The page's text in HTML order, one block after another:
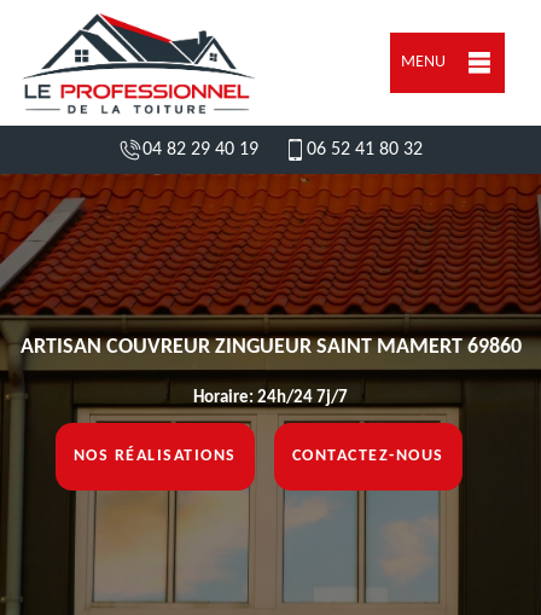
MENU
04 82 29 40 19 06 52 41 80 32
ARTISAN COUVREUR ZINGUEUR SAINT MAMERT 69860
Horaire: 24h/24 7j/7
NOS RÉALISATIONS CONTACTEZ-NOUS